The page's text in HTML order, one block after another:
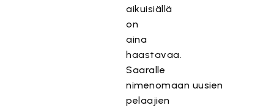
aikuisiällä
on
aina
haastavaa.
Saaralle
nimenomaan uusien
pelaajien